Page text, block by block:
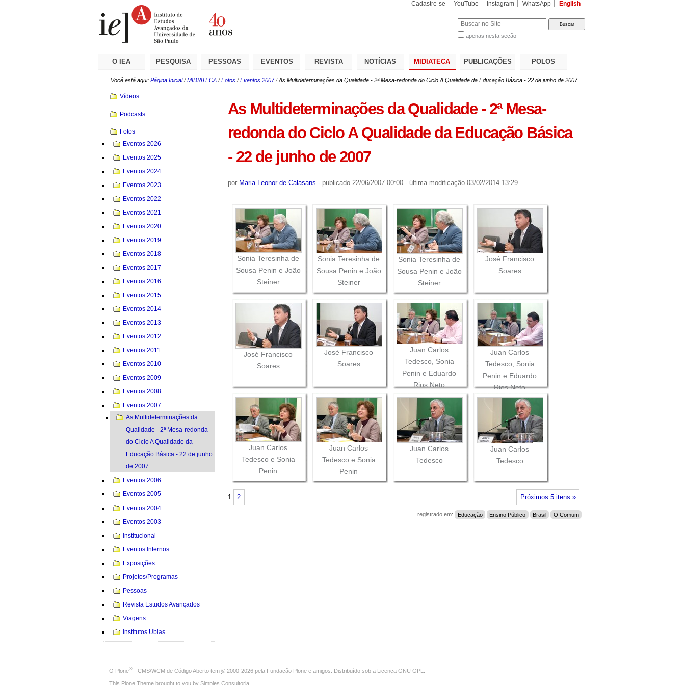
Cadastre-se YouTube Instagram WhatsApp English
apenas nesta seção
O IEA PESQUISA PESSOAS EVENTOS REVISTA NOTÍCIAS MIDIATECA PUBLICAÇÕES POLOS
Você está aqui: Página Inicial /MIDIATECA /Fotos /Eventos 2007 /As Multideterminações da Qualidade - 2ª Mesa-redonda do Ciclo A Qualidade da Educação Básica - 22 de junho de 2007
As Multideterminações da Qualidade - 2ª Mesa-
redonda do Ciclo A Qualidade da Educação Básica
- 22 de junho de 2007
por Maria Leonor de Calasans - publicado22/06/2007 00:00 - última modificação03/02/2014 13:29
Sonia Teresinha de
Sousa Penin e João
Steiner
Sonia Teresinha de
Sousa Penin e João
Steiner
Sonia Teresinha de
Sousa Penin e João
Steiner
José Francisco
Soares
José Francisco
Soares
José Francisco
Soares
Juan Carlos
Tedesco, Sonia
Penin e Eduardo
Rios Neto
Juan Carlos
Tedesco, Sonia
Penin e Eduardo
Rios Neto
Juan Carlos
Tedesco e Sonia
Penin
Juan Carlos
Tedesco e Sonia
Penin
Juan Carlos
Tedesco
Juan Carlos
Tedesco
Próximos 5 itens »
1 2
registrado em: Educação Ensino Público Brasil O Comum
Navegação
Vídeos
Podcasts
Fotos
Eventos 2026
Eventos 2025
Eventos 2024
Eventos 2023
Eventos 2022
Eventos 2021
Eventos 2020
Eventos 2019
Eventos 2018
Eventos 2017
Eventos 2016
Eventos 2015
Eventos 2014
Eventos 2013
Eventos 2012
Eventos 2011
Eventos 2010
Eventos 2009
Eventos 2008
Eventos 2007
As Multideterminações da
Qualidade - 2ª Mesa-redonda
do Ciclo A Qualidade da
Educação Básica - 22 de junho
de 2007
Eventos 2006
Eventos 2005
Eventos 2004
Eventos 2003
Institucional
Eventos Internos
Exposições
Projetos/Programas
Pessoas
Revista Estudos Avançados
Viagens
Institutos Ubias
O Plone® - CMS/WCM de Código Aberto tem © 2000-2026 pela Fundação Plone e amigos. Distribuído sob a Licença GNU GPL
This Plone Theme brought to you by Simples Consultoria